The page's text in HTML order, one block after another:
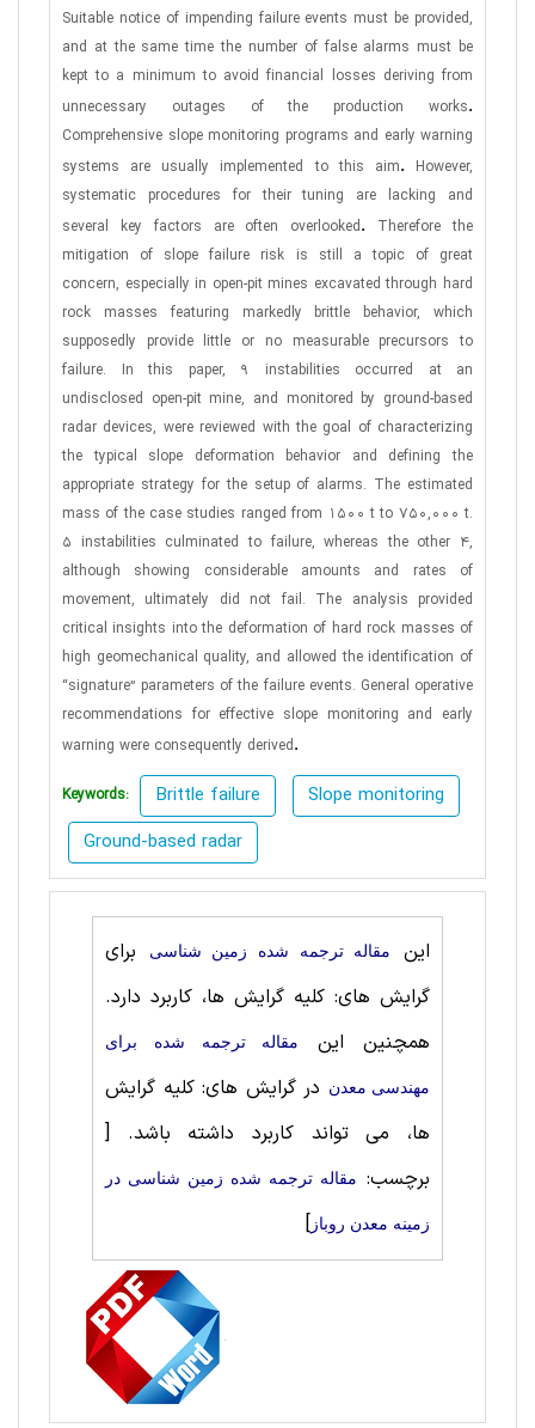
Suitable notice of impending failure events must be provided,
and at the same time the number of false alarms must be
kept to a minimum to avoid financial losses deriving from
unnecessary outages of the production works.
Comprehensive slope monitoring programs and early warning
systems are usually implemented to this aim.
However,
systematic procedures for their tuning are lacking and
several key factors are often overlooked.
Therefore the
mitigation of slope failure risk is still a topic of great
concern, especially in open-pit mines excavated through hard
rock masses featuring markedly brittle behavior, which
supposedly provide little or no measurable precursors to
failure. In this paper, 9 instabilities occurred at an
undisclosed open-pit mine, and monitored by ground-based
radar devices, were reviewed with the goal of characterizing
the typical slope deformation behavior and defining the
appropriate strategy for the setup of alarms. The estimated
mass of the case studies ranged from 1500 t to 750,000 t.
5 instabilities culminated to failure, whereas the other 4,
although showing considerable amounts and rates of
movement, ultimately did not fail. The analysis provided
critical insights into the deformation of hard rock masses of
high geomechanical quality, and allowed the identification of
“signature” parameters of the failure events. General operative
recommendations for effective slope monitoring and early
warning were consequently derived.
Keywords: Brittle failure
Slope monitoring
Ground-based radar
این مقاله ترجمه شده زمین شناسی
برای
گرایش های: کلیه گرایش ها، کاربرد دارد.
همچنین این
مقاله ترجمه شده برای
مهندسی معدن در گرایش های: کلیه گرایش
ها، می تواند کاربرد داشته باشد. [
برچسب: مقاله ترجمه شده زمین شناسی در
زمینه معدن روباز ]